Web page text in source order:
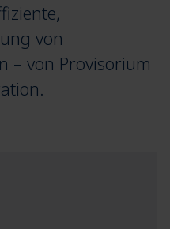
von
– von Provisorium